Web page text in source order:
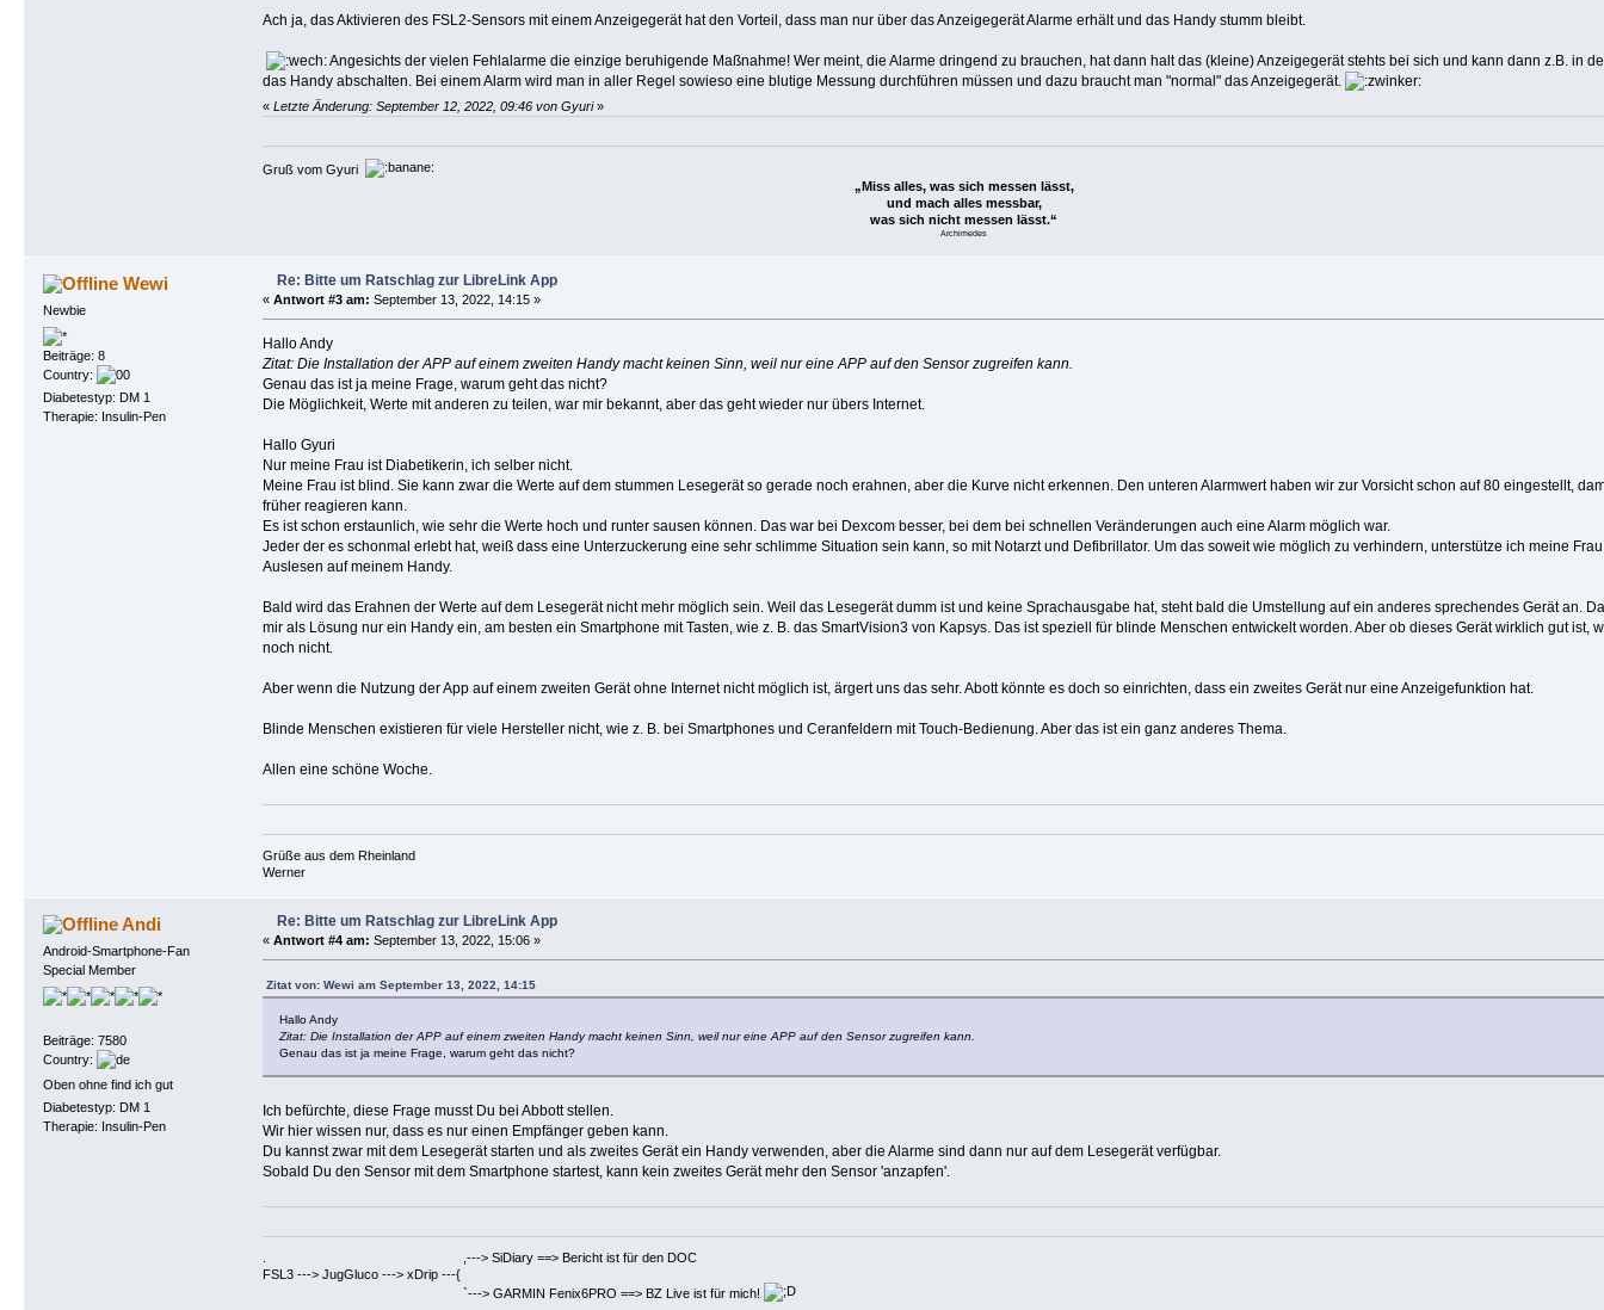
Ach ja, das Aktivieren des FSL2-Sensors mit einem Anzeigegerät hat den Vorteil, dass man nur über das Anzeigegerät Alarme erhält und das Handy stumm bleibt.
Angesichts der vielen Fehlalarme die einzige beruhigende Maßnahme! Wer meint, die Alarme dringend zu brauchen, hat dann halt das (kleine) Anzeigegerät stehts bei sich und kann dann z.B. in
das Handy abschalten. Bei einem Alarm wird man in aller Regel sowieso eine blutige Messung durchführen müssen und dazu braucht man "normal" das Anzeigegerät.
« Letzte Änderung: September 12, 2022, 09:46 von Gyuri»
Gruß vom Gyuri
„Miss alles, was sich messen lässt,
und mach alles messbar,
was sich nicht messen lässt.“
Archimedes
Wewi
Newbie
Beiträge: 8
Country:
Diabetestyp: DM 1
Therapie: Insulin-Pen
Re: Bitte um Ratschlag zur LibreLink App
« Antwort #3 am: September 13, 2022, 14:15 »
Hallo Andy
Zitat: Die Installation der APP auf einem zweiten Handy macht keinen Sinn, weil nur eine APP auf den Sensor zugreifen kann.
Genau das ist ja meine Frage, warum geht das nicht?
Die Möglichkeit, Werte mit anderen zu teilen, war mir bekannt, aber das geht wieder nur übers Internet.
Hallo Gyuri
Nur meine Frau ist Diabetikerin, ich selber nicht.
Meine Frau ist blind. Sie kann zwar die Werte auf dem stummen Lesegerät so gerade noch erahnen, aber die Kurve nicht erkennen. Den unteren Alarmwert haben wir zur Vorsicht schon auf 80 eingestellt,
früher reagieren kann.
Es ist schon erstaunlich, wie sehr die Werte hoch und runter sausen können. Das war bei Dexcom besser, bei dem bei schnellen Veränderungen auch eine Alarm möglich war.
Jeder der es schonmal erlebt hat, weiß dass eine Unterzuckerung eine sehr schlimme Situation sein kann, so mit Notarzt und Defibrillator. Um das soweit wie möglich zu verhindern, unterstütze ich meine
Auslesen auf meinem Handy.
Bald wird das Erahnen der Werte auf dem Lesegerät nicht mehr möglich sein. Weil das Lesegerät dumm ist und keine Sprachausgabe hat, steht bald die Umstellung auf ein anderes sprechendes Gerät an.
mir als Lösung nur ein Handy ein, am besten ein Smartphone mit Tasten, wie z. B. das SmartVision3 von Kapsys. Das ist speziell für blinde Menschen entwickelt worden. Aber ob dieses Gerät wirklich gut ist,
noch nicht.
Aber wenn die Nutzung der App auf einem zweiten Gerät ohne Internet nicht möglich ist, ärgert uns das sehr. Abott könnte es doch so einrichten, dass ein zweites Gerät nur eine Anzeigefunktion hat.
Blinde Menschen existieren für viele Hersteller nicht, wie z. B. bei Smartphones und Ceranfeldern mit Touch-Bedienung. Aber das ist ein ganz anderes Thema.
Allen eine schöne Woche.
Grüße aus dem Rheinland
Werner
Andi
Android-Smartphone-Fan
Special Member
Beiträge: 7580
Country:
Oben ohne find ich gut
Diabetestyp: DM 1
Therapie: Insulin-Pen
Re: Bitte um Ratschlag zur LibreLink App
« Antwort #4 am: September 13, 2022, 15:06 »
Zitat von: Wewi am September 13, 2022, 14:15
Hallo Andy
Zitat: Die Installation der APP auf einem zweiten Handy macht keinen Sinn, weil nur eine APP auf den Sensor zugreifen kann.
Genau das ist ja meine Frage, warum geht das nicht?
Ich befürchte, diese Frage musst Du bei Abbott stellen.
Wir hier wissen nur, dass es nur einen Empfänger geben kann.
Du kannst zwar mit dem Lesegerät starten und als zweites Gerät ein Handy verwenden, aber die Alarme sind dann nur auf dem Lesegerät verfügbar.
Sobald Du den Sensor mit dem Smartphone startest, kann kein zweites Gerät mehr den Sensor 'anzapfen'.
. ,---> SiDiary ==> Bericht ist für den DOC
FSL3 ---> JugGluco ---> xDrip ---{
`---> GARMIN Fenix6PRO ==> BZ Live ist für mich!